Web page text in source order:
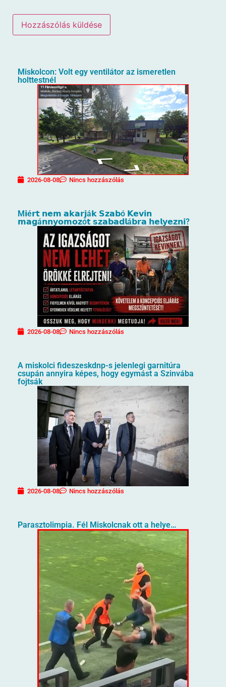
Miskolcon: Volt egy ventilátor az ismeretlen
holttestnél
2026-08-08 Nincs hozzászólás
M𝗶é𝗿𝘁 𝗻𝗲𝗺 𝗮𝗸𝗮𝗿𝗷á𝗸 𝗦𝘇𝗮𝗯ó 𝗞𝗲𝘃𝗶𝗻
𝗺𝗮𝗴á𝗻𝗻𝘆𝗼𝗺𝗼𝘇ó𝘁 𝘀𝘇𝗮𝗯𝗮𝗱𝗹á𝗯𝗿𝗮 𝗵𝗲𝗹𝘆𝗲𝘇𝗻𝗶?
2026-08-08 Nincs hozzászólás
A miskolci fideszeskdnp-s jelenlegi garnitúra
csupán annyira képes, hogy egymást a Szinvába
fojtsák
2026-08-08 Nincs hozzászólás
Parasztolimpia. Fél Miskolcnak ott a helye…